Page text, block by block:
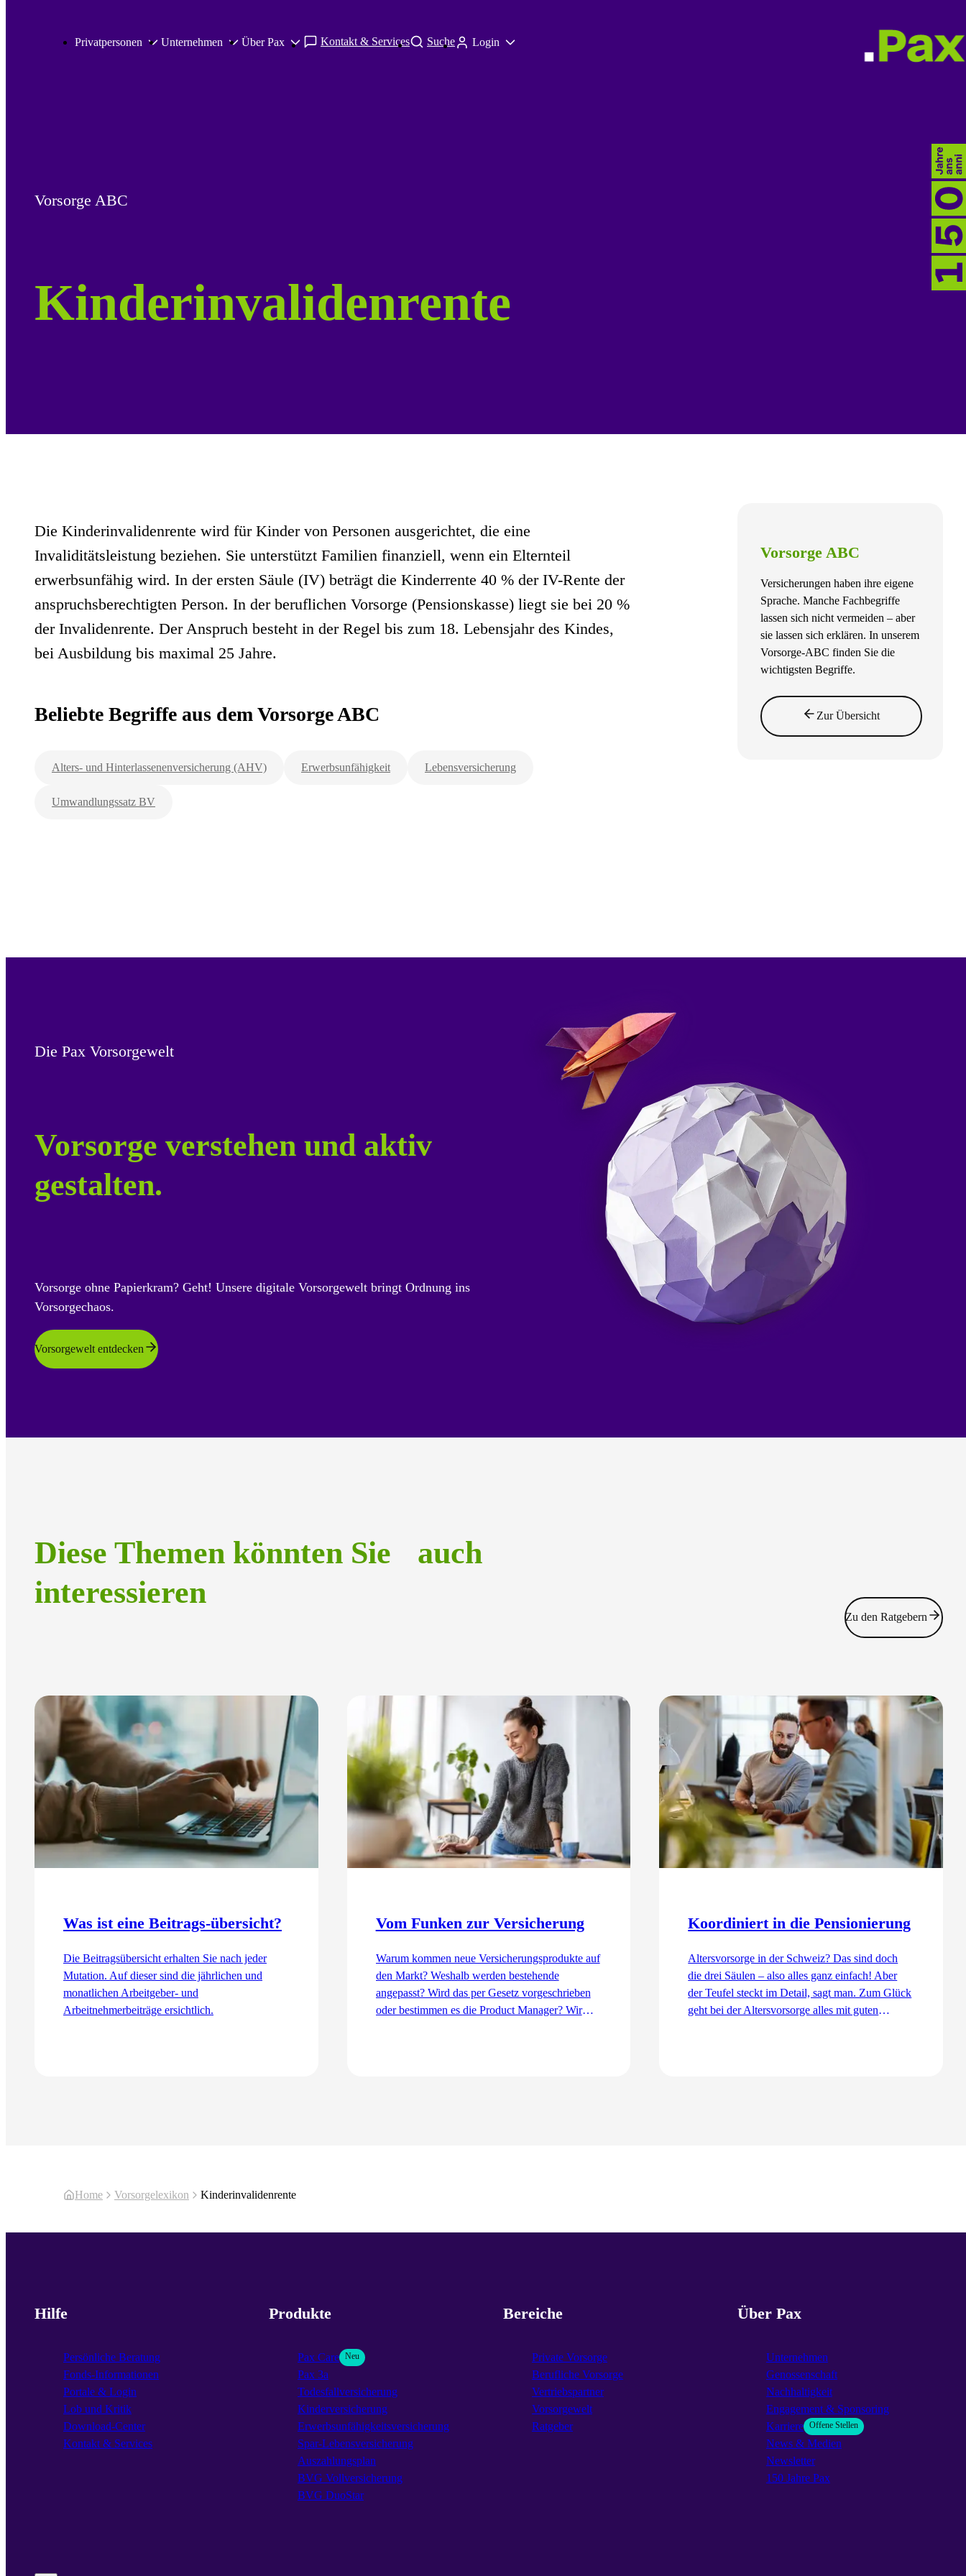
Privatpersonen Unternehmen Über Pax Kontakt & Services Suche Login
Vorsorge ABC
Kinderinvalidenrente
Die Kinderinvalidenrente wird für Kinder von Personen ausgerichtet, die eine
Invaliditätsleistung beziehen. Sie unterstützt Familien finanziell, wenn ein Elternteil
erwerbsunfähig wird. In der ersten Säule (IV) beträgt die Kinderrente 40 % der IV-Rente der
anspruchsberechtigten Person. In der beruflichen Vorsorge (Pensionskasse) liegt sie bei 20 %
der Invalidenrente. Der Anspruch besteht in der Regel bis zum 18. Lebensjahr des Kindes,
bei Ausbildung bis maximal 25 Jahre.
Beliebte Begriffe aus dem Vorsorge ABC
Alters- und Hinterlassenenversicherung (AHV) Erwerbsunfähigkeit Lebensversicherung
Umwandlungssatz BV
Vorsorge ABC
Versicherungen haben ihre eigene
Sprache. Manche Fachbegriffe
lassen sich nicht vermeiden – aber
sie lassen sich erklären. In unserem
Vorsorge-ABC finden Sie die
wichtigsten Begriffe.
Zur Übersicht
Die Pax Vorsorgewelt
Vorsorge verstehen und aktiv
gestalten.
Vorsorge ohne Papierkram? Geht! Unsere digitale Vorsorgewelt bringt Ordnung ins
Vorsorgechaos.
Vorsorgewelt entdecken
Diese Themen könnten Sie auch
interessieren
Was ist eine Beitrags-übersicht?
Die Beitragsübersicht erhalten Sie nach jeder
Mutation. Auf dieser sind die jährlichen und
monatlichen Arbeitgeber- und
Arbeitnehmerbeiträge ersichtlich.
Vom Funken zur Versicherung
Warum kommen neue Versicherungsprodukte auf
den Markt? Weshalb werden bestehende
angepasst? Wird das per Gesetz vorgeschrieben
oder bestimmen es die Product Manager? Wir
Koordiniert in die Pensionierung
Altersvorsorge in der Schweiz? Das sind doch
die drei Säulen – also alles ganz einfach! Aber
der Teufel steckt im Detail, sagt man. Zum Glück
geht bei der Altersvorsorge alles mit guten
Zu den Ratgebern
Home Vorsorgelexikon Kinderinvalidenrente
Hilfe
Persönliche Beratung
Fonds-Informationen
Portale & Login
Lob und Kritik
Download-Center
Kontakt & Services
Produkte
Pax Care Neu
Pax 3a
Todesfallversicherung
Kinderversicherung
Erwerbsunfähigkeitsversicherung
Spar-Lebensversicherung
Auszahlungsplan
BVG Vollversicherung
BVG DuoStar
Bereiche
Private Vorsorge
Berufliche Vorsorge
Vertriebspartner
Vorsorgewelt
Ratgeber
Über Pax
Unternehmen
Genossenschaft
Nachhaltigkeit
Engagement & Sponsoring
Karriere Offene Stellen
News & Medien
Newsletter
150 Jahre Pax